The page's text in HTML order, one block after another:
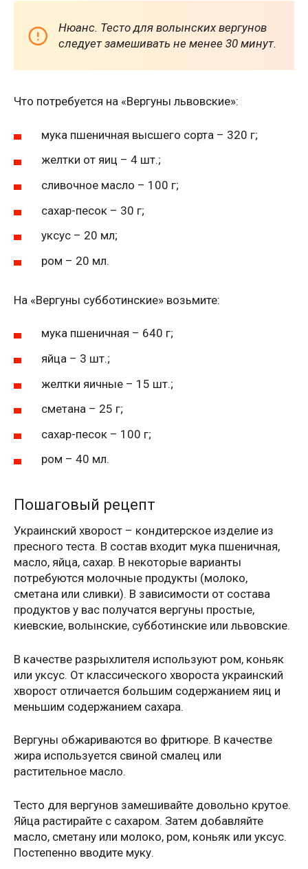
Нюанс. Тесто для волынских вергунов
следует замешивать не менее 30 минут.
Что потребуется на «Вергуны львовские»:
мука пшеничная высшего сорта – 320 г;
желтки от яиц – 4 шт.;
сливочное масло – 100 г;
сахар-песок – 30 г;
уксус – 20 мл;
ром – 20 мл.
На «Вергуны субботинские» возьмите:
мука пшеничная – 640 г;
яйца – 3 шт.;
желтки яичные – 15 шт.;
сметана – 25 г;
сахар-песок – 100 г;
ром – 40 мл.
Пошаговый рецепт
Украинский хворост – кондитерское изделие из
пресного теста. В состав входит мука пшеничная,
масло, яйца, сахар. В некоторые варианты
потребуются молочные продукты (молоко,
сметана или сливки). В зависимости от состава
продуктов у вас получатся вергуны простые,
киевские, волынские, субботинские или львовские.
В качестве разрыхлителя используют ром, коньяк
или уксус. От классического хвороста украинский
хворост отличается большим содержанием яиц и
меньшим содержанием сахара.
Вергуны обжариваются во фритюре. В качестве
жира используется свиной смалец или
растительное масло.
Тесто для вергунов замешивайте довольно крутое.
Яйца растирайте с сахаром. Затем добавляйте
масло, сметану или молоко, ром, коньяк или уксус.
Постепенно вводите муку.